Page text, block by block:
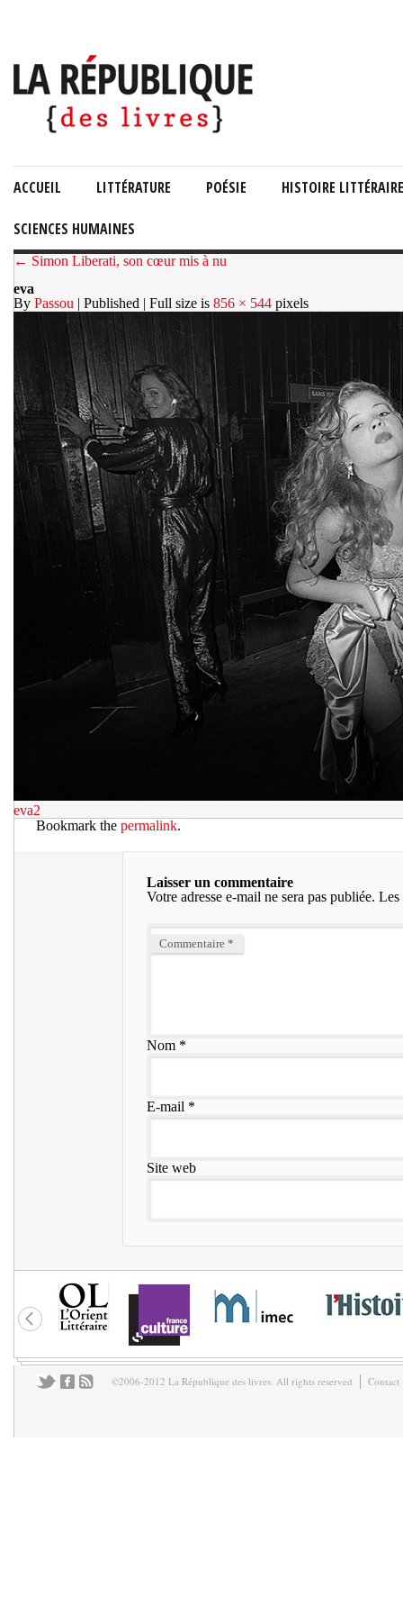
ACCUEIL LITTÉRATURE POÉSIE HISTOIRE LITTÉRAIRE
SCIENCES HUMAINES
← Simon Liberati, son cœur mis à nu
eva
By Passou | Published | Full size is 856 × 544 pixels
eva2
Bookmark the permalink.
Laisser un commentaire
Votre adresse e-mail ne sera pas publiée. Les
Commentaire *
Nom*
E-mail *
Site web
©2006-2012 La République des livres. All rights reserved Contact